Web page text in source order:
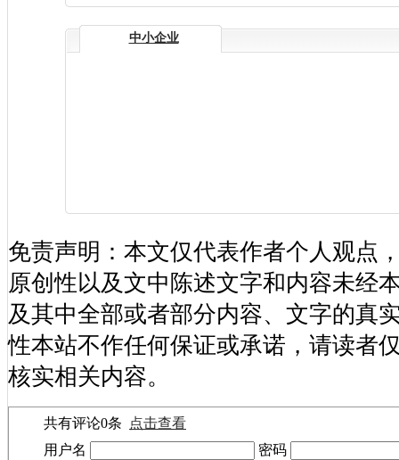
中小企业
免责声明：本文仅代表作者个人观点
原创性以及文中陈述文字和内容未经
及其中全部或者部分内容、文字的真
性本站不作任何保证或承诺，请读者
核实相关内容。
共有评论0条
点击查看
用户名
密码